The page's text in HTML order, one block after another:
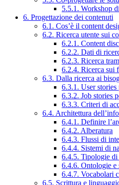
5.5.1. Workshop
6. Progettazione dei contenuti
6.1. Cos’è il content
6.2. Ricerca utente sui
6.2.1. Content
6.2.2. Dati di
6.2.3. Ricerca
6.2.4. Ricerca sui
6.3. Dalla ricerca ai
6.3.1. User
6.3.2. Job stories
6.3.3. Criteri di
6.4. Architettura
6.4.1. Definire
6.4.2. Alberatura
6.4.3. Flussi di
6.4.4. Sistemi di
6.4.5. Tipologie di
6.4.6. Ontologie e
6.4.7. Vocabolari
6.5. Scrittura e